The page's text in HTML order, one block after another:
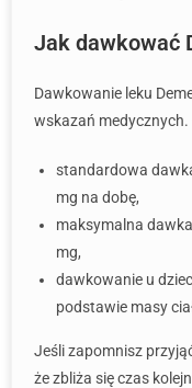
Jak dawkować
Dawkowanie leku
wskazań medycznych.
standardowa
mg na dobę,
maksymalna
mg,
dawkowanie u
podstawie masy
Jeśli zapomnisz
że zbliża się czas